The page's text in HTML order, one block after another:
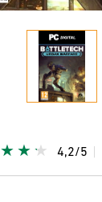
4,2/5